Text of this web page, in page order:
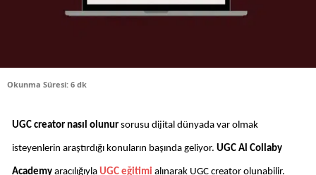
Okunma Süresi: 6 dk
UGC creator nasıl olunur sorusu dijital dünyada var olmak
isteyenlerin araştırdığı konuların başında geliyor. UGC Al Collaby
Academy aracılığıyla UGC eğitimi alınarak UGC creator olunabilir.